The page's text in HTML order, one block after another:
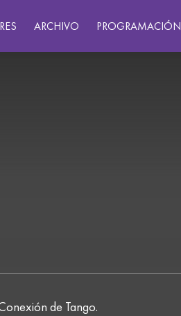
ARCHIVO PROGRAMACIÓN
de Tango.